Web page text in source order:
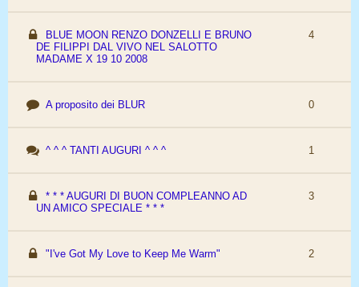
BLUE MOON RENZO DONZELLI E BRUNO
DE FILIPPI DAL VIVO NEL SALOTTO
MADAME X 19 10 2008
4
A proposito dei BLUR 0
^ ^ ^ TANTI AUGURI ^ ^ ^ 1
* * * AUGURI DI BUON COMPLEANNO AD
UN AMICO SPECIALE * * *
3
"I've Got My Love to Keep Me Warm" 2